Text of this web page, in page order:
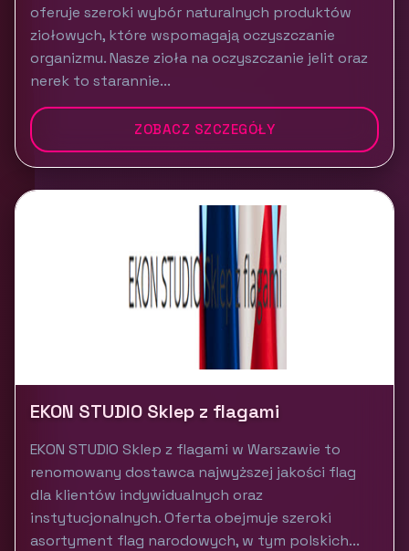
oferuje szeroki wybór naturalnych produktów
ziołowych, które wspomagają oczyszczanie
organizmu. Nasze zioła na oczyszczanie jelit oraz
nerek to starannie...
ZOBACZ SZCZEGÓŁY
EKON STUDIO Sklep z flagami
EKON STUDIO Sklep z flagami w Warszawie to
renomowany dostawca najwyższej jakości flag
dla klientów indywidualnych oraz
instytucjonalnych. Oferta obejmuje szeroki
asortyment flag narodowych, w tym polskich...